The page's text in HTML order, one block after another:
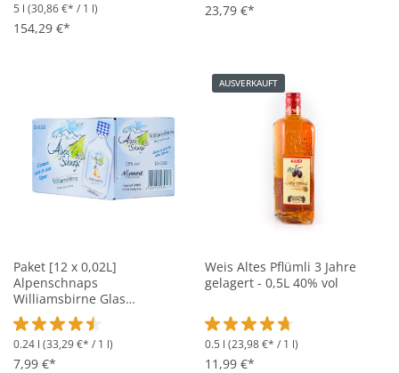
Durchschnittliche Bewertung von 4.9 von 5 Sternen
5 l (30,86 €* / 1 l)
154,29 €*
Durchschnittliche Bewertung
23,79 €*
Paket [12 x 0,02L]
Alpenschnaps
Williamsbirne Glas
Miniatur - 0,24L 35% vol
Durchschnittliche Bewertung von 4.5 von 5 Sternen
0.24 l (33,29 €* / 1 l)
7,99 €*
AUSVERKAUFT
Weis Altes Pflümli 3 Jahre
gelagert - 0,5L 40% vol
Durchschnittliche Bewertung
0.5 l (23,98 €* / 1 l)
11,99 €*